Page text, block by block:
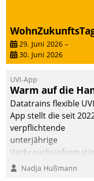
29. Juni 2026 –
30. Juni 2026
UVI-App
Warm auf die
Datatrains flexible
App stellt die seit
verpflichtende
unterjährige
schnell, zuverlässig und
Nadja Hußmann